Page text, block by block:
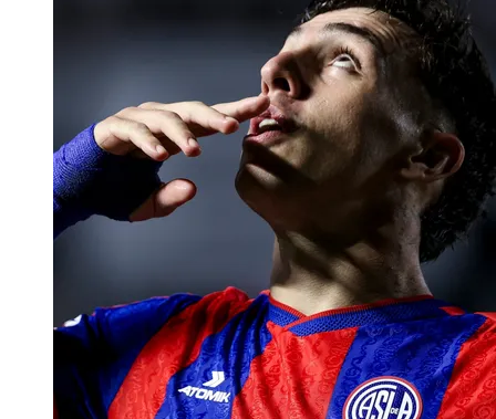
APUESTAS
Pronósticos Boca Juniors vs. Estudiantes de La Plata: el
Xeneize recibe al Pincha en La Bombonera